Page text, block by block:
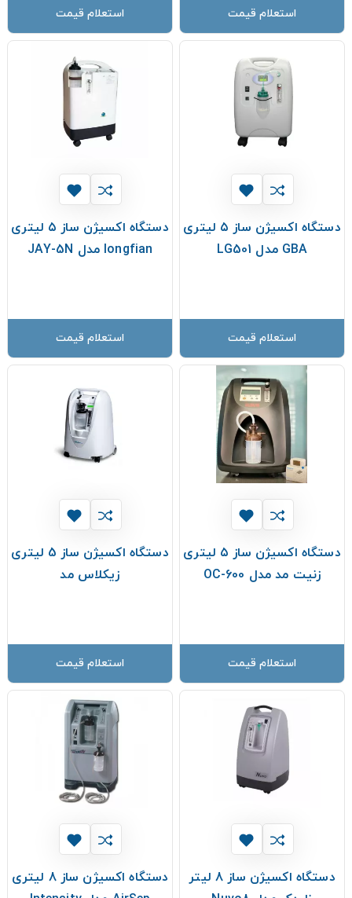
استعلام قیمت استعلام قیمت
دستگاه اکسیژن ساز ۵ لیتری
GBA مدل LG501
استعلام قیمت
دستگاه اکسیژن ساز ۵ لیتری
longfian مدل JAY-5N
استعلام قیمت
دستگاه اکسیژن ساز ۵ لیتری
زنیت مد مدل OC-600
استعلام قیمت
دستگاه اکسیژن ساز 5 لیتری
زیکلاس مد
استعلام قیمت
دستگاه اکسیژن ساز 8 لیتر
دستگاه اکسیژن ساز 8 لیتری